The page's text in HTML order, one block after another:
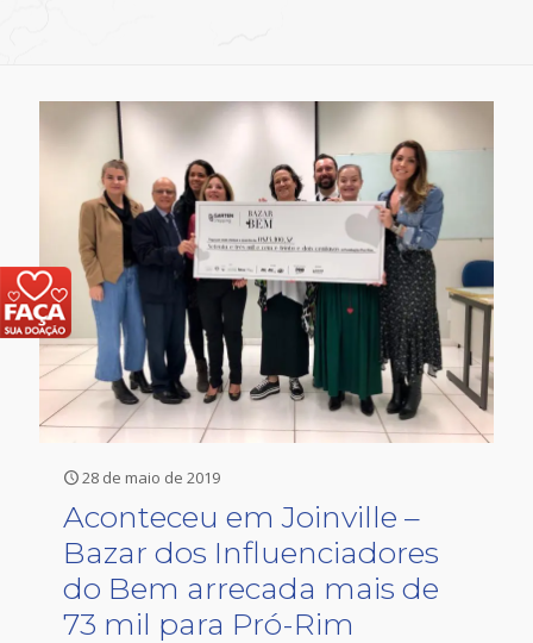
28 de maio de 2019
Aconteceu em Joinville –
Bazar dos Influenciadores
do Bem arrecada mais de
73 mil para Pró-Rim